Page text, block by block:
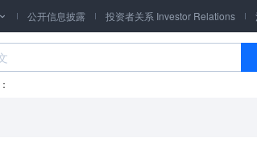
 公开信息披露 投资者关系 Investor Relations